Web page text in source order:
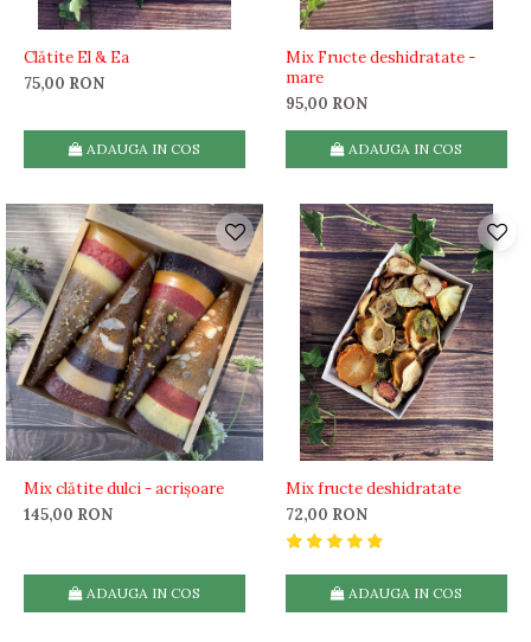
Clătite El & Ea
75,00 RON
ADAUGA IN COS
Mix Fructe deshidratate -
mare
95,00 RON
ADAUGA IN COS
Mix clătite dulci - acrișoare
145,00 RON
ADAUGA IN COS
Mix fructe deshidratate
72,00 RON
ADAUGA IN COS